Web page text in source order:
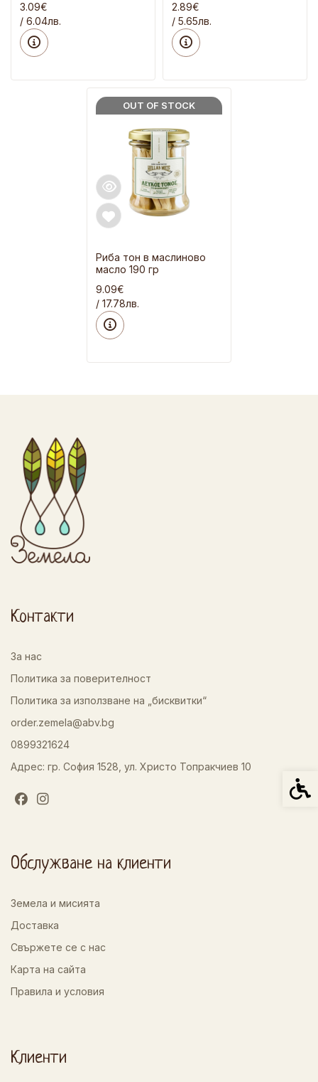
3.09€
/ 6.04лв.
2.89€
/ 5.65лв.
OUT OF STOCK
Риба тон в маслиново
масло 190 гр
9.09€
/ 17.78лв.
Контакти
За нас
Политика за поверителност
Политика за използване на „бисквитки“
order.zemela@abv.bg
0899321624
Адрес: гр. София 1528, ул. Христо Топракчиев 10
Обслужване на клиенти
Земела и мисията
Доставка
Свържете се с нас
Карта на сайта
Правила и условия
Клиенти